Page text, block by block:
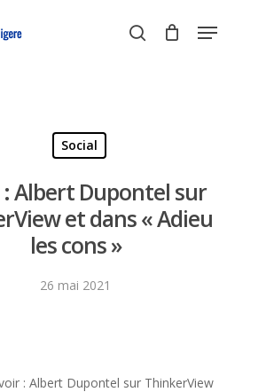
search
Menu
Social
Albert Dupontel sur
et dans « Adieu
les cons »
26 mai 2021
: Albert Dupontel sur ThinkerView